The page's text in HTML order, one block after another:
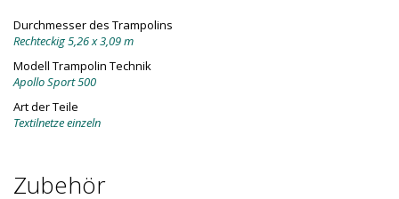
Durchmesser des Trampolins
Rechteckig 5,26 x 3,09 m
Modell Trampolin Technik
Apollo Sport 500
Art der Teile
Textilnetze einzeln
Zubehör